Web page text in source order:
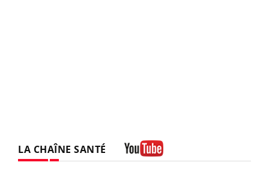
LA CHAÎNE SANTÉ